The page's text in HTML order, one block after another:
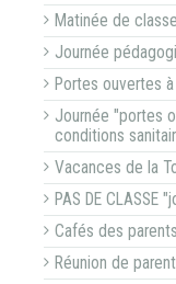
Matinée de classe
Journée
Portes ouvertes
Journée "portes
conditions
Vacances de la
PAS DE CLASSE
Cafés des parents
Réunion de